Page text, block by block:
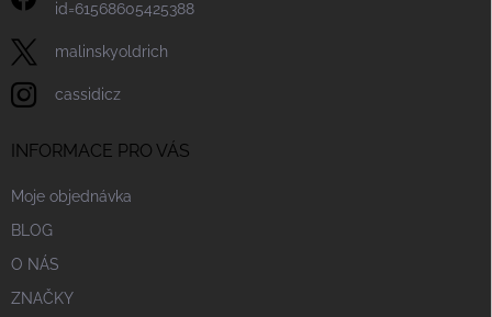
id=61568605425388
malinskyoldrich
cassidicz
INFORMACE PRO VÁS
Moje objednávka
BLOG
O NÁS
ZNAČKY